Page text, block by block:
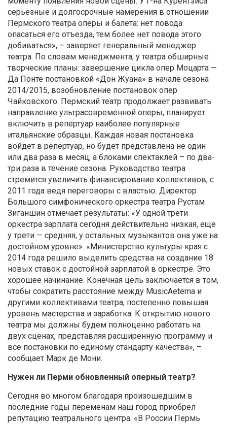
серьезные и долгосрочные намерения в отношении
Пермского театра оперы и балета: нет повода
опасаться его отъезда, тем более нет повода этого
добиваться», – заверяет генеральный менеджер
театра. По словам менеджмента, у театра обширные
творческие планы: завершение цикла опер Моцарта —
Да Понте постановкой «Дон Жуана» в начале сезона
2014/2015, возобновление постановок опер
Чайковского. Пермский театр продолжает развивать
направление ультрасовременной оперы, планирует
включить в репертуар наиболее популярные
итальянские образцы. Каждая новая постановка
войдет в репертуар, но будет представлена не один
или два раза в месяц, а блоками спектаклей – по два-
три раза в течение сезона. Руководство театра
стремится увеличить финансирование коллективов, с
2011 года ведя переговоры с властью. Директор
Большого симфонического оркестра театра Рустам
Зиганшин отмечает результаты: «У одной трети
оркестра зарплата сегодня действительно низкая, еще
у трети — средняя, у остальных музыкантов она уже на
достойном уровне». «Министерство культуры края с
2014 года решило выделить средства на создание 18
новых ставок с достойной зарплатой в оркестре. Это
хорошее начинание. Конечная цель заключается в том,
чтобы сократить расстояние между MusicAeterna и
другими коллективами театра, постепенно повышая
уровень мастерства и заработка. К открытию нового
театра мы должны будем полноценно работать на
двух сценах, представляя расширенную программу и
все постановки по единому стандарту качества», –
сообщает Марк де Мони.
Нужен ли Перми обновленный оперный театр?
Сегодня во многом благодаря произошедшим в
последние годы переменам наш город приобрел
репутацию театрального центра. «В России Пермь